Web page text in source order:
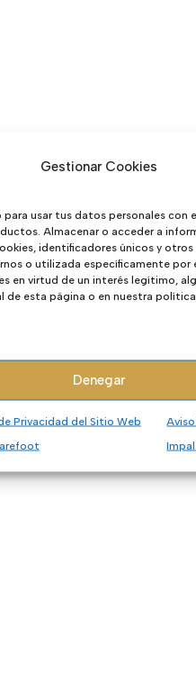
Gestionar Cookies
usar tus datos personales con
Almacenar o acceder a
identificadores únicos y
o utilizada específicamente por
en virtud de un interés legítimo,
de esta página o en nuestra
Denegar
Privacidad del Sitio Web